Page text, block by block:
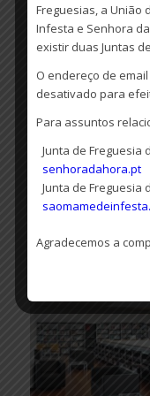
14h – 17h
CENTRO
CASA DA JUVENTUDE
BIBLIOTECA
Freguesias, a União
Infesta e Senhora
existir duas Juntas
O endereço de email
desativado para
Para assuntos
Junta de Freguesia
senhoradahora.pt
Junta de Freguesia
Agradecemos a